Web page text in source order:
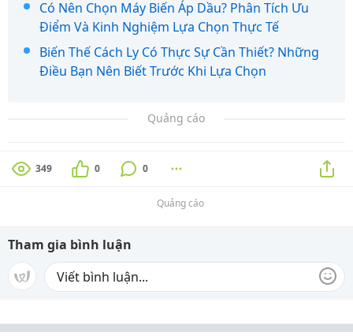
Có Nên Chọn Máy Biến Áp Dầu? Phân Tích Ưu
Điểm Và Kinh Nghiệm Lựa Chọn Thực Tế
Biến Thế Cách Ly Có Thực Sự Cần Thiết? Những
Điều Bạn Nên Biết Trước Khi Lựa Chọn
Quảng cáo
349 0 0
Quảng cáo
Tham gia bình luận